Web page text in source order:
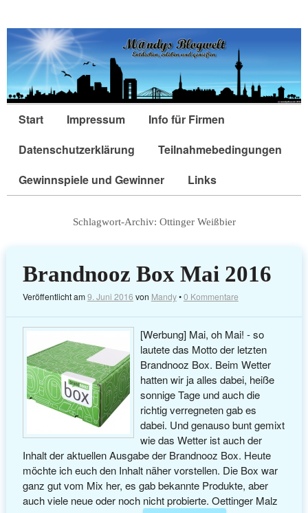
Start Impressum
Info für Firmen
Datenschutzerklärung
Teilnahmebedingungen
Gewinnspiele und Gewinner
Links
Schlagwort-Archiv: Ottinger Weißbier
Brandnooz Box Mai 2016
Veröffentlicht am9. Juni 2016 von Mandy•0 Kommentare
[Werbung] Mai, oh Mai! - so
lautete das Motto der letzten
Brandnooz Box. Beim Wetter
hatten wir ja alles dabei, heiße
sonnige Tage und auch die
richtig verregneten gab es
dabei. Und genauso bunt gemixt
wie das Wetter ist auch der
Inhalt der aktuellen Ausgabe der Brandnooz Box. Heute
möchte ich euch den Inhalt näher vorstellen. Die Box war
ganz gut vom Mix her, es gab bekannte Produkte, aber
auch viele neue oder noch nicht probierte. Oettinger Malz